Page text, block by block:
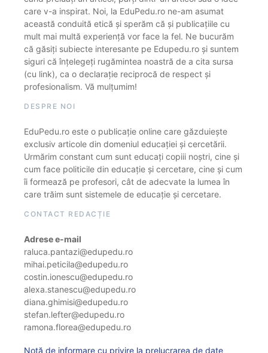
care v-a inspirat. Noi, la EduPedu.ro ne-am asumat
această conduită etică și sperăm că și publicațiile cu
mult mai multă experiență vor face la fel. Ne bucurăm
că găsiți subiecte interesante pe Edupedu.ro și suntem
siguri că înțelegeți rugămintea noastră de a cita sursa
(cu link), ca o declarație reciprocă de respect și
profesionalism. Vă mulțumim!
DESPRE NOI
EduPedu.ro este o publicație online care găzduiește
exclusiv articole din domeniul educației și cercetării.
Urmărim constant cum sunt educați copiii noștri, cine și
cum face politicile din educație și cercetare, cine și cum
îi formează pe profesori, cât de adecvate la lumea în
care trăim sunt sistemele de educație și cercetare.
CONTACT REDACȚIE
Adrese e-mail
raluca.pantazi@edupedu.ro
mihai.peticila@edupedu.ro
costin.ionescu@edupedu.ro
alexa.stanescu@edupedu.ro
diana.ghimisi@edupedu.ro
stefan.lefter@edupedu.ro
ramona.florea@edupedu.ro
Notă de informare cu privire la prelucrarea de date